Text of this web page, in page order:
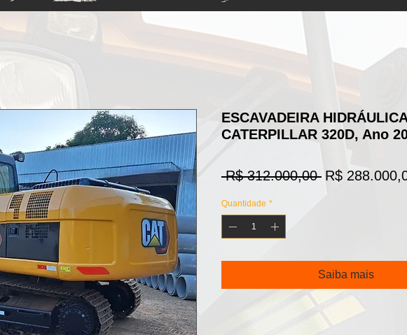
ESCAVADEIRA HIDRÁULICA
CATERPILLAR 320D, Ano
R$ 312.000,00 Preço
R$
Quantidade *
Saiba mais